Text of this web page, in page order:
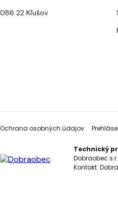
086 22 Kľušov
Ochrana osobných údajov
Technický
Dobraobec
Kontakt: